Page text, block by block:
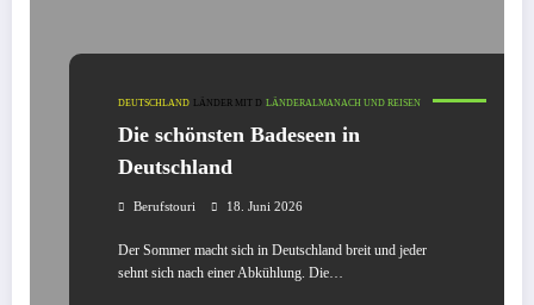
DEUTSCHLAND LÄNDER MIT D LÄNDERALMANACH UND REISEN
Die schönsten Badeseen in
Deutschland
Berufstouri 18. Juni 2026
Der Sommer macht sich in Deutschland breit und jeder
sehnt sich nach einer Abkühlung. Die…